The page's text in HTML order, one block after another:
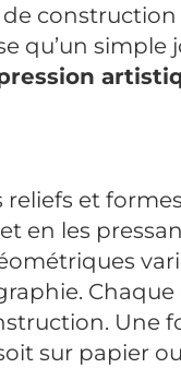
qu’un simple
et
en les
Une
sur papier